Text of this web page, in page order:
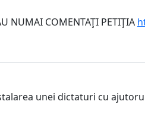
NUMAI COMENTAŢI PETIŢIA
unei dictaturi cu